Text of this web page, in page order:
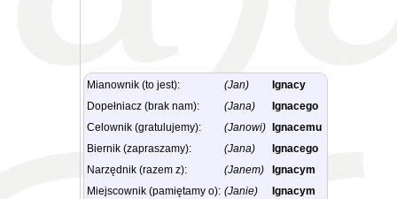
Mianownik (to jest): (Jan)
Ignacy
Dopełniacz (brak nam):
(Jana)
Ignacego
Celownik (gratulujemy):
(Janowi)
Ignacemu
Biernik (zapraszamy):
(Jana)
Ignacego
Narzędnik (razem z):
(Janem)
Ignacym
Miejscownik (pamiętamy o): (Janie)
Ignacym